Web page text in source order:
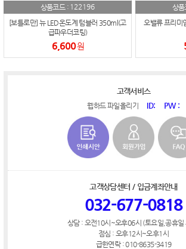
상품코드 : 122196
[보틀로만] 뉴 LED온도계 텀블러 350ml(고
급파우더코팅)
6,600원
상품
오밸류 프리미
고객서비스
웹하드 파일올리기 ID: PW :
고객상담센터 / 입금계좌안내
032-677-0818
상담 : 오전10시~오후06시 (토요일,공휴일
점심 : 오후12시~오후1시
급한연락 : 010-8635-3419